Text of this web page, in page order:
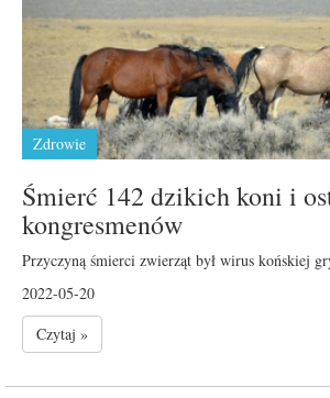
Zdrowie
Śmierć 142 dzikich koni i
kongresmenów
Przyczyną śmierci zwierząt był wirus końskiej
2022-05-20
Czytaj »